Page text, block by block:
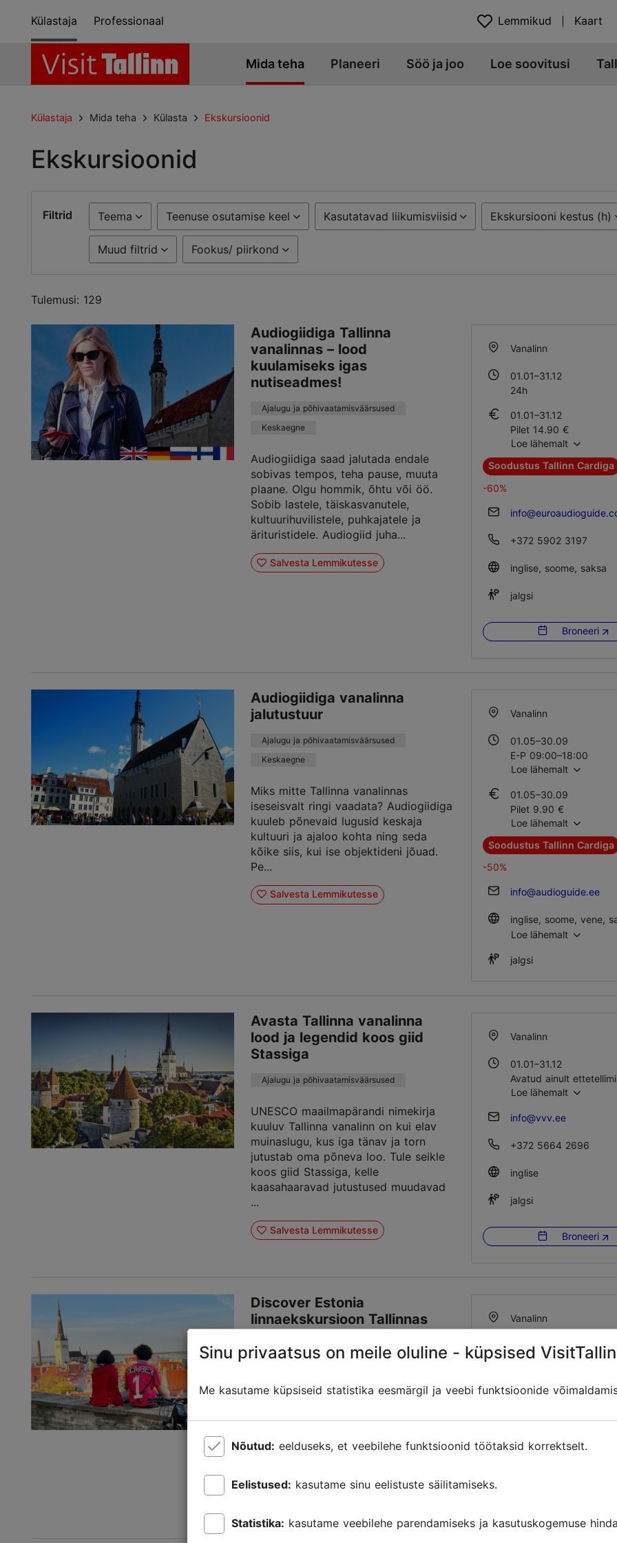
Külastaja Professionaal Lemmikud Kaart
Mida teha Planeeri Söö ja joo Loe soovitusi
Külastaja Mida teha Külasta Ekskursioonid
Ekskursioonid
Filtrid Teema Teenuse osutamise keel Kasutatavad liikumisviisid Ekskursiooni kestus (h)
Muud filtrid Fookus/ piirkond
Tulemusi: 129
Audiogiidiga Tallinna
vanalinnas – lood
kuulamiseks igas
nutiseadmes!
Ajalugu ja põhivaatamisväärsused
Keskaegne
Audiogiidiga saad jalutada endale
sobivas tempos, teha pause, muuta
plaane. Olgu hommik, õhtu või öö.
Sobib lastele, täiskasvanutele,
kultuurihuvilistele, puhkajatele ja
ärituristidele. Audiogiid juha...
Salvesta Lemmikutesse
Vanalinn
01.01–31.12
24h
01.01–31.12
Pilet 14.90 €
Õpilase pilet 14.90 €
Loe lähemalt
Soodustus Tallinn Cardiga
-60%
+372 5902 3197
inglise, soome, saksa
jalgsi
Broneeri
Audiogiidiga vanalinna
jalutustuur
Ajalugu ja põhivaatamisväärsused
Keskaegne
Miks mitte Tallinna vanalinnas
iseseisvalt ringi vaadata? Audiogiidiga
kuuleb põnevaid lugusid keskaja
kultuuri ja ajaloo kohta ning seda
kõike siis, kui ise objektideni jõuad.
Pe...
Salvesta Lemmikutesse
Vanalinn
01.05–30.09
E-P 09:00–18:00
E – L 10:00–17:00
P 10:00–15:00
Loe lähemalt
01.05–30.09
Pilet 9.90 €
Õpilase pilet 7.50 €
01.10–30.04
Loe lähemalt
Soodustus Tallinn Cardiga
-50%
info@audioguide.ee
Loe lähemalt
jalgsi
Avasta Tallinna vanalinna
lood ja legendid koos giid
Stassiga
Ajalugu ja põhivaatamisväärsused
UNESCO maailmapärandi nimekirja
kuuluv Tallinna vanalinn on kui elav
muinaslugu, kus iga tänav ja torn
jutustab oma põneva loo. Tule seikle
koos giid Stassiga, kelle
kaasahaaravad jutustused muudavad
...
Salvesta Lemmikutesse
Vanalinn
01.01–31.12
Avatud ainult
Loe lähemalt
info@vvv.ee
+372 5664 2696
inglise
jalgsi
Broneeri
Discover Estonia
linnaekskursioon Tallinnas
Ajalugu ja põhivaatamisväärsused
Tule ja avasta Tallinna eriilmelisi
linnaekskursioon koosneb kahest
osast, alustame bussiekskursiooniga
linnaos...
Vanalinn
01.01–31.12
Avatud ainult
inglise
Sinu privaatsus on meile oluline - küpsised
Me kasutame küpsiseid statistika eesmärgil ja veebi funktsioonide
Nõutud: eelduseks, et veebilehe funktsioonid töötaksid korrektselt.
Eelistused: kasutame sinu eelistuste säilitamiseks.
Statistika: kasutame veebilehe parendamiseks ja kasutuskogemuse